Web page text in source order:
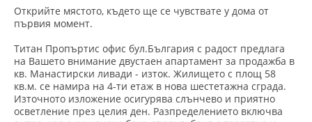
Открийте мястото, където ще се чувствате у дома от
първия момент.
Титан Пропъртис офис бул.България с радост предлага
на Вашето внимание двустаен апартамент за продажба в
кв. Манастирски ливади - изток. Жилището с площ 58
кв.м. се намира на 4-ти етаж в нова шестетажна сграда.
Източното изложение осигурява слънчево и приятно
осветление през целия ден. Разпределението включва